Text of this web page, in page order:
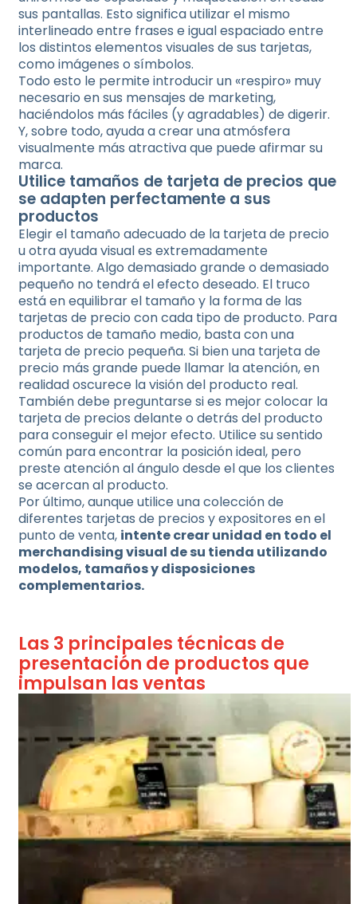
sus pantallas. Esto significa utilizar el mismo
interlineado entre frases e igual espaciado entre
los distintos elementos visuales de sus tarjetas,
como imágenes o símbolos.
Todo esto le permite introducir un «respiro» muy
necesario en sus mensajes de marketing,
haciéndolos más fáciles (y agradables) de digerir.
Y, sobre todo, ayuda a crear una atmósfera
visualmente más atractiva que puede afirmar su
marca.
Utilice tamaños de tarjeta de precios que
se adapten perfectamente a sus
productos
Elegir el tamaño adecuado de la tarjeta de precio
u otra ayuda visual es extremadamente
importante. Algo demasiado grande o demasiado
pequeño no tendrá el efecto deseado. El truco
está en equilibrar el tamaño y la forma de las
tarjetas de precio con cada tipo de producto. Para
productos de tamaño medio, basta con una
tarjeta de precio pequeña. Si bien una tarjeta de
precio más grande puede llamar la atención, en
realidad oscurece la visión del producto real.
También debe preguntarse si es mejor colocar la
tarjeta de precios delante o detrás del producto
para conseguir el mejor efecto. Utilice su sentido
común para encontrar la posición ideal, pero
preste atención al ángulo desde el que los clientes
se acercan al producto.
Por último, aunque utilice una colección de
diferentes tarjetas de precios y expositores en el
punto de venta, intente crear unidad en todo el
merchandising visual de su tienda utilizando
modelos, tamaños y disposiciones
complementarios.
Las 3 principales técnicas de
presentación de productos que
impulsan las ventas